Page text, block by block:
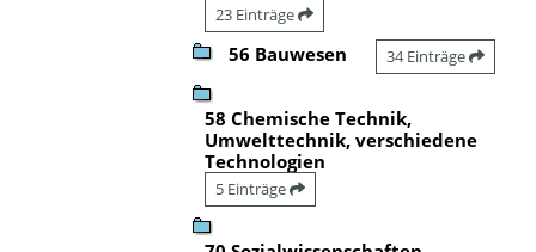
23 Einträge
56 Bauwesen 34 Einträge
58 Chemische Technik,
Umwelttechnik, verschiedene
Technologien
5 Einträge